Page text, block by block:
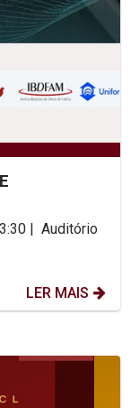
| Auditório
LER MAIS